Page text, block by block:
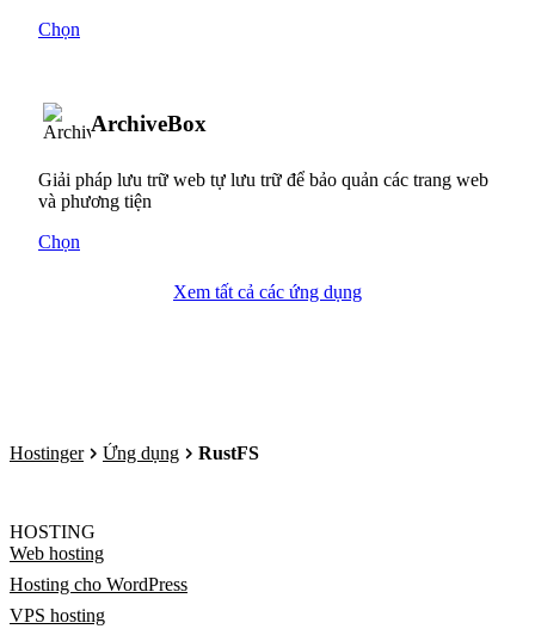
Chọn
ArchiveBox
Giải pháp lưu trữ web tự lưu trữ để bảo quản các trang web
và phương tiện
Chọn
Xem tất cả các ứng dụng
Hostinger Ứng dụng RustFS
HOSTING
Web hosting
Hosting cho WordPress
VPS hosting